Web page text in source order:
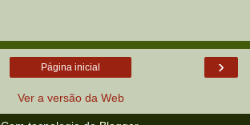
›
Página inicial
Ver a versão da Web